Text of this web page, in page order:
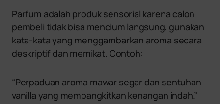
Parfum adalah produk sensorial karena calon
pembeli tidak bisa mencium langsung, gunakan
kata-kata yang menggambarkan aroma secara
deskriptif dan memikat. Contoh:
“Perpaduan aroma mawar segar dan sentuhan
vanilla yang membangkitkan kenangan indah.”